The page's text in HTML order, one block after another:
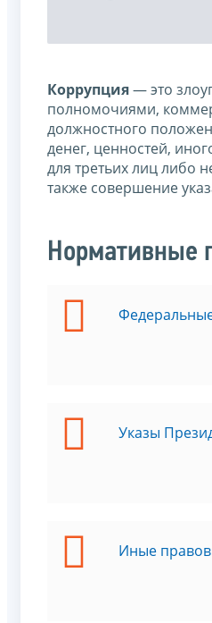
Коррупция— это
полномочиями,
должностного
денег, ценностей,
для третьих лиц либо
также совершение
Нормативные
Указы
Иные